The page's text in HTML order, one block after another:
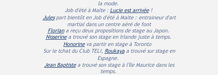
la mode.
Job d'été à Malte : Lucie est arrivée!
Julespart bientôt en Job d'été à Malte : entraineur d'art
martial dans un centre aéré de foot
Floriana reçu deux propositions de stage au Japon.
Nisserinea trouvé son stage en Irlande juste à temps.
Honorineva partir en stage à Toronto
Sur le tchat du Club TELI, Roukayaa trouvé sur stage en
Espagne.
Jean Baptistea trouvé son stage à l'île Maurice dans les
temps.